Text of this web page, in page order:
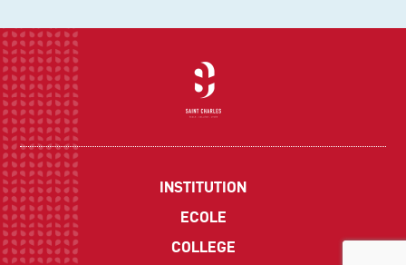
INSTITUTION
ECOLE
COLLEGE